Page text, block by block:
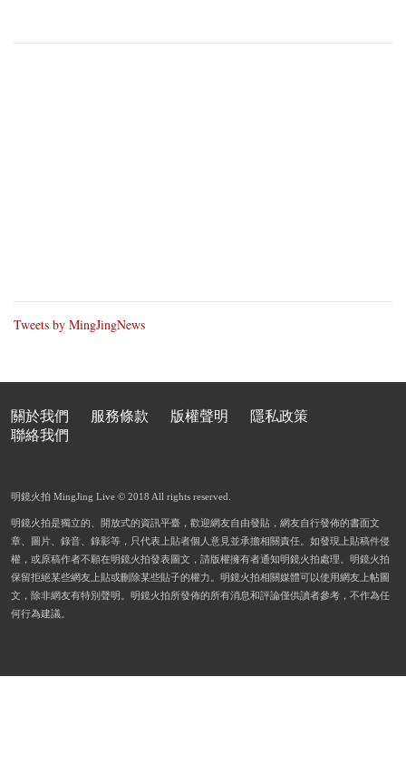
Tweets by MingJingNews
關於我們 服務條款 版權聲明
隱私政策
聯絡我們
明鏡火拍 MingJing Live © 2018 All rights reserved.
明鏡火拍是獨立的、開放式的資訊平臺，歡迎網友自由發貼，網友自行發佈的書面文
章、圖片、錄音、錄影等，只代表上貼者個人意見並承擔相關責任。如發現上貼稿件侵
權，或原稿作者不願在明鏡火拍發表圖文，請版權擁有者通知明鏡火拍處理。明鏡火拍
保留拒絕某些網友上貼或刪除某些貼子的權力。明鏡火拍相關媒體可以使用網友上帖圖
文，除非網友有特別聲明。明鏡火拍所發佈的所有消息和評論僅供讀者參考，不作為任
何行為建議。